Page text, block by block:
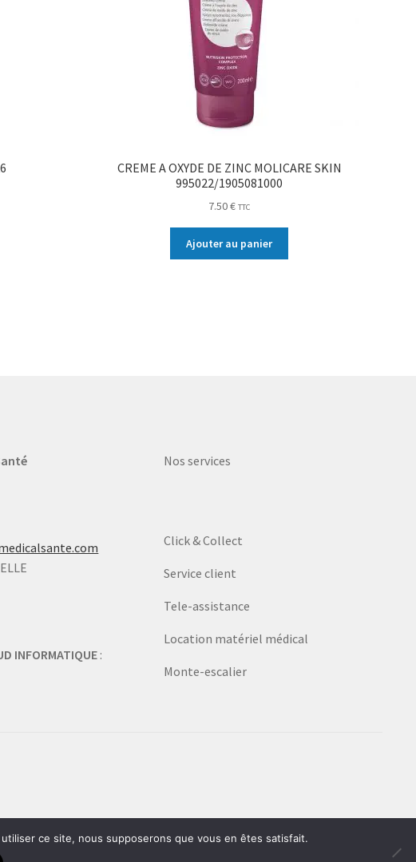
CREME A OXYDE DE ZINC MOLICARE SKIN
995022/1905081000
7.50€ TTC
Ajouter au panier
INFORMATIQUE :
Nos services
Click & Collect
Service client
Tele-assistance
Location matériel médical
Monte-escalier
ce site, nous supposerons que vous en êtes satisfait.